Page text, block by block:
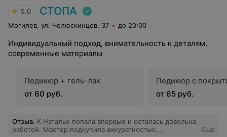
5.0 СТОПА
Могилев, ул. Челюскинцев, 37 до 20:00
Индивидуальный подход, внимательность к деталям,
современные материалы
Педикюр + гель-лак
от 60 руб.
Педикюр с
от 65 руб.
Отзыв. К Наталье попала впервые и осталась довольна
работой. Мастер подкупила аккуратностью,
Еще